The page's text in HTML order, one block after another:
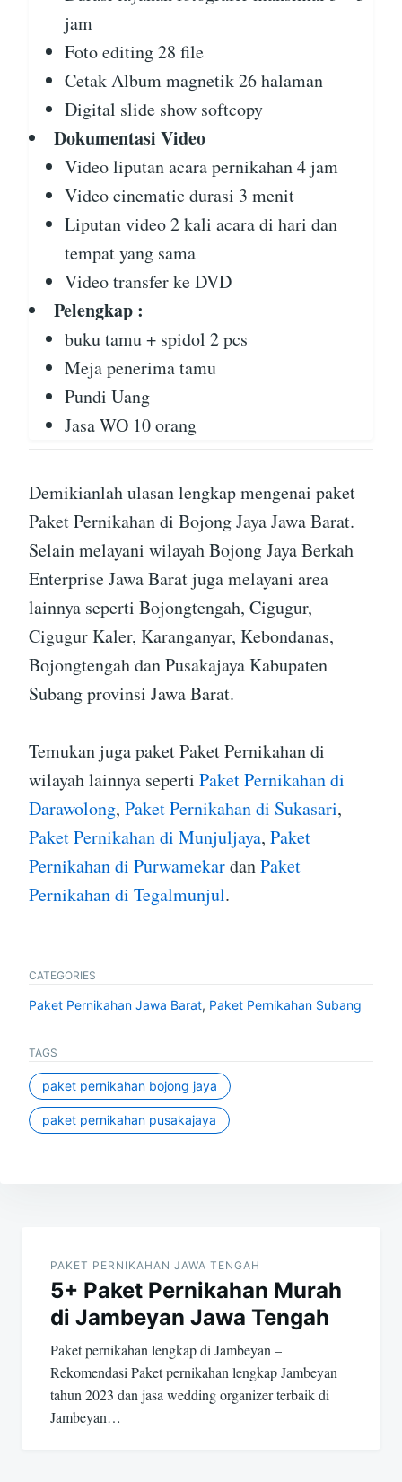
jam
Foto editing 28 file
Cetak Album magnetik 26 halaman
Digital slide show softcopy
Dokumentasi Video
Video liputan acara pernikahan 4 jam
Video cinematic durasi 3 menit
Liputan video 2 kali acara di hari dan
tempat yang sama
Video transfer ke DVD
Pelengkap :
buku tamu + spidol 2 pcs
Meja penerima tamu
Pundi Uang
Jasa WO 10 orang
Demikianlah ulasan lengkap mengenai paket
Paket Pernikahan di Bojong Jaya Jawa Barat.
Selain melayani wilayah Bojong Jaya Berkah
Enterprise Jawa Barat juga melayani area
lainnya seperti Bojongtengah, Cigugur,
Cigugur Kaler, Karanganyar, Kebondanas,
Bojongtengah dan Pusakajaya Kabupaten
Subang provinsi Jawa Barat.
Temukan juga paket Paket Pernikahan di
wilayah lainnya seperti Paket Pernikahan di
Darawolong, Paket Pernikahan di Sukasari,
Paket Pernikahan di Munjuljaya, Paket
Pernikahan di PurwamekardanPaket
Pernikahan di Tegalmunjul.
CATEGORIES
Paket Pernikahan Jawa Barat, Paket Pernikahan Subang
TAGS
paket pernikahan bojong jaya
paket pernikahan pusakajaya
navigation
PAKET PERNIKAHAN JAWA TENGAH
5+ Paket Pernikahan Murah
di Jambeyan Jawa Tengah
Paket pernikahan lengkap di Jambeyan –
Rekomendasi Paket pernikahan lengkap Jambeyan
tahun 2023 dan jasa wedding organizer terbaik di
Jambeyan…